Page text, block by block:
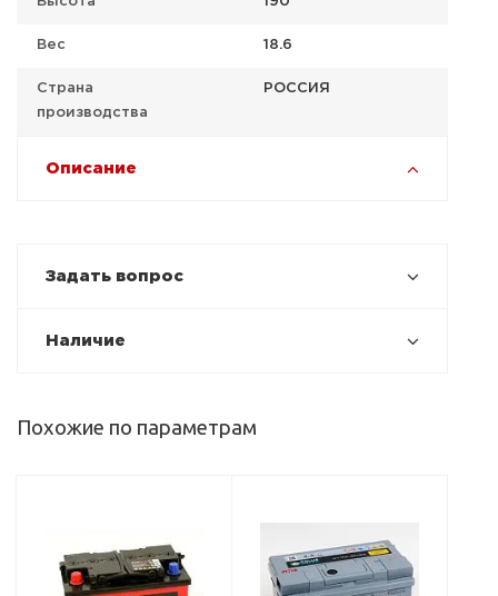
Вес 18.6
Страна
производства
РОССИЯ
Описание
Задать вопрос
Наличие
Похожие по параметрам